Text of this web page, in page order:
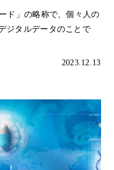
ド」の略称で、個々人の
ジタルデータのことで
2023.12.13